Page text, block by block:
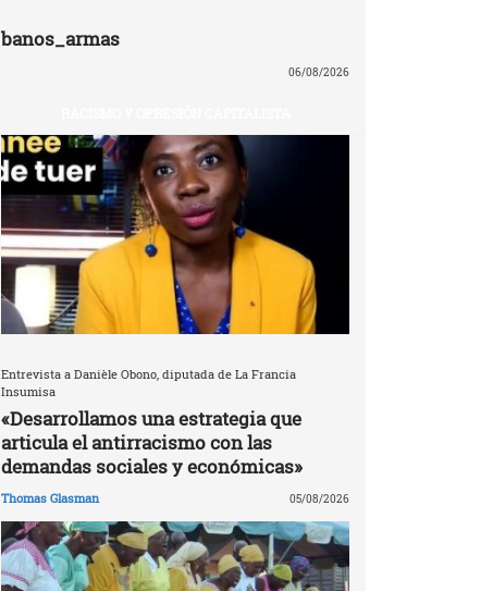
banos_armas
06/08/2026
Entrevista a Danièle Obono, diputada de La Francia
Insumisa
«Desarrollamos una estrategia que
articula el antirracismo con las
demandas sociales y económicas»
Thomas Glasman 05/08/2026